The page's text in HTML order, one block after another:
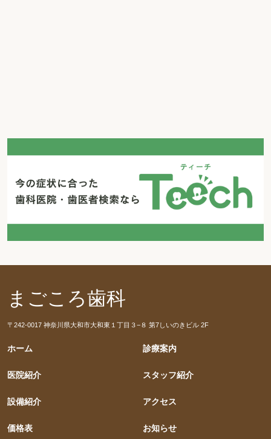
まごころ歯科
〒242-0017 神奈川県大和市大和東１丁目３−８ 第7しいのきビル 2F
ホーム
医院紹介
設備紹介
診療案内
スタッフ紹介
アクセス
価格表 お知らせ